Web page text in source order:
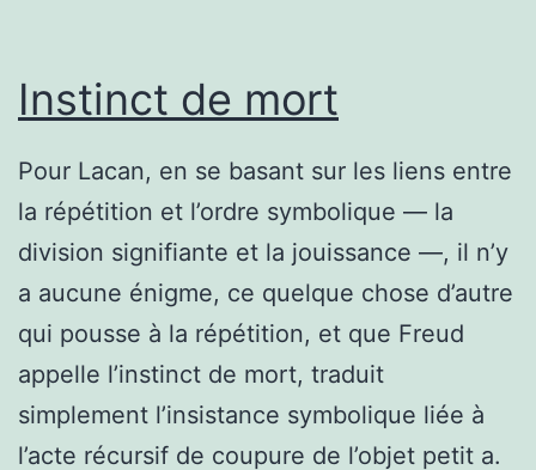
Instinct de mort
Pour Lacan, en se basant sur les liens entre
la répétition et l’ordre symbolique — la
division signifiante et la jouissance —, il n’y
a aucune énigme, ce quelque chose d’autre
qui pousse à la répétition, et que Freud
appelle l’instinct de mort, traduit
simplement l’insistance symbolique liée à
l’acte récursif de coupure de l’objet petit a.